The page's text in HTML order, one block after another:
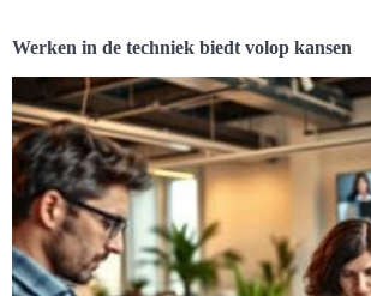
Werken in de techniek biedt volop kansen